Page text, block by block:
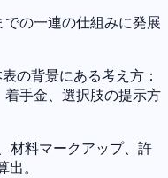
の一連の仕組みに発展
の背景にある考え方：
手金、選択肢の提示方
材料マークアップ、許
。